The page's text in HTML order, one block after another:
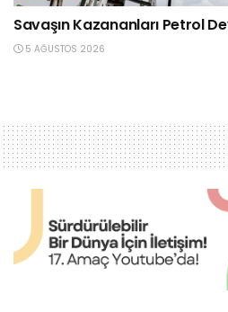
Savaşın Kazananları Petrol
5 AĞUSTOS 2026